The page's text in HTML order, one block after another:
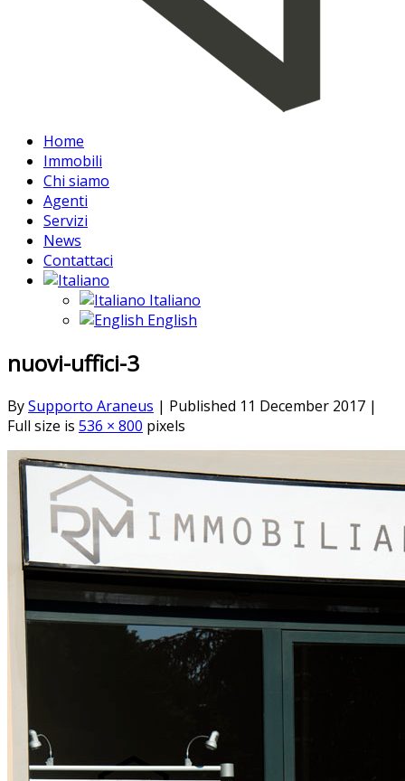
Home
Immobili
Chi siamo
Agenti
Servizi
News
Contattaci
Italiano
English
nuovi-uffici-3
BySupporto Araneus | Published 11 December 2017 |
Full size is 536 × 800 pixels